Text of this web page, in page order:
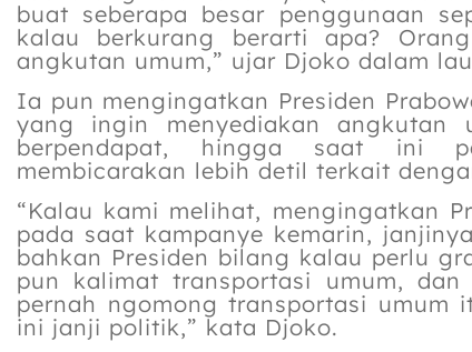
buat seberapa besar penggunaan
kalau berkurang berarti apa?
angkutan umum,” ujar Djoko dalam
Ia pun mengingatkan Presiden
yang ingin menyediakan
berpendapat, hingga saat ini
membicarakan lebih detil terkait
“Kalau kami melihat, mengingatkan
pada saat kampanye kemarin,
bahkan Presiden bilang kalau perlu
pun kalimat transportasi umum,
pernah ngomong transportasi umum
ini janji politik,” kata Djoko.